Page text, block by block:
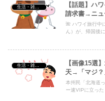
生活・雑談・恋愛
【話題】ハ
請求書→ニュ
🌺 ハワイ旅行中
ん）が、帰国後
生活・雑談・恋愛
【画像15選
天→「マジ？
本州民「北海道
ー速VIPに立った